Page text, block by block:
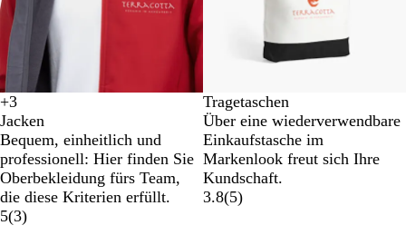
S
c
h
w
a
r
z
F
r
a
n
z
ö
s
H
e
l
l
e
s
K
K
l
a
s
s
i
s
+3
Jacken
Bequem, einheitlich und
professionell: Hier finden Sie
Oberbekleidung fürs Team,
die diese Kriterien erfüllt.
5(3)
Tragetaschen
Über eine wiederverwendbare
Einkaufstasche im
Markenlook freut sich Ihre
Kundschaft.
3.8(5)